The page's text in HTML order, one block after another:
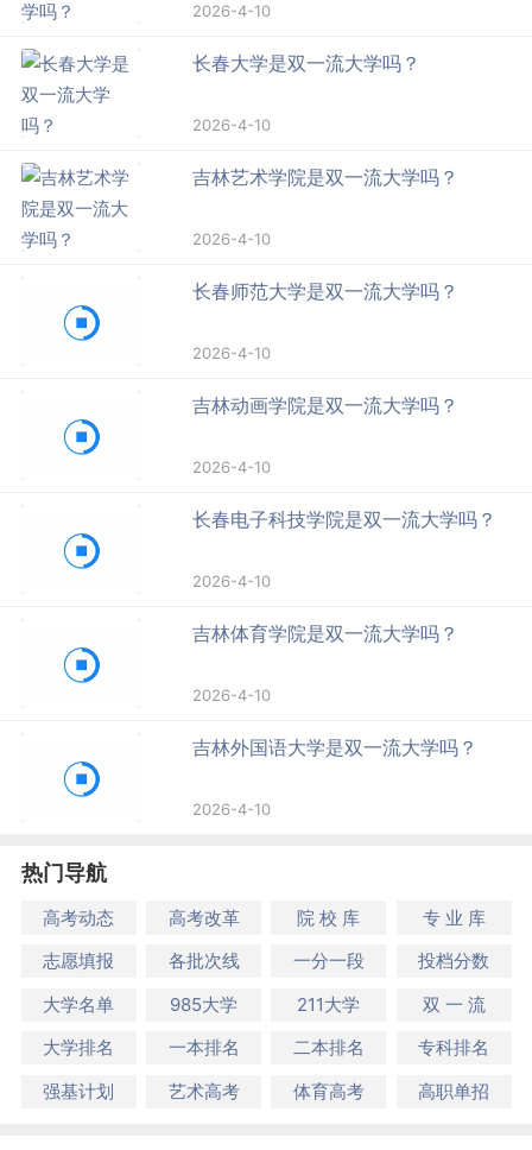
2026-4-10
长春大学是双一流大学吗？
2026-4-10
吉林艺术学院是双一流大学吗？
2026-4-10
长春师范大学是双一流大学吗？
2026-4-10
吉林动画学院是双一流大学吗？
2026-4-10
长春电子科技学院是双一流大学吗？
2026-4-10
吉林体育学院是双一流大学吗？
2026-4-10
吉林外国语大学是双一流大学吗？
2026-4-10
热门导航
高考动态 高考改革 院 校 库
专 业 库
志愿填报
各批次线 一分一段
投档分数
大学名单
985大学 211大学
双 一 流
大学排名
一本排名 二本排名
专科排名
强基计划
艺术高考 体育高考 高职单招